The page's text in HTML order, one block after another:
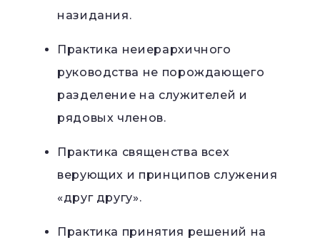
назидания.
Практика неиерархичного
руководства не порождающего
разделение на служителей и
рядовых членов.
Практика священства всех
верующих и принципов служения
«друг другу».
Практика принятия решений на